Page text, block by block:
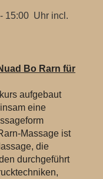
15:00 Uhr incl.
Bo Rarn für
aufgebaut
eine
Massage ist
die
durchgeführt